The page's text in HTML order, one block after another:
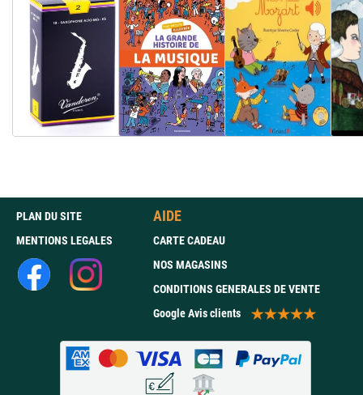
PLAN DU SITE
MENTIONS LEGALES
AIDE
CARTE CADEAU
NOS MAGASINS
CONDITIONS GENERALES DE VENTE
Google Avis clients